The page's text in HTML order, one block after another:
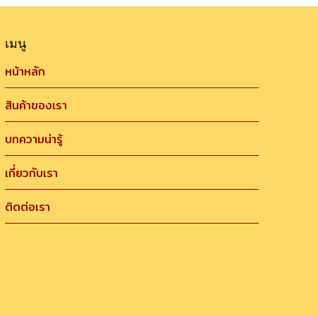
เมนู
หน้าหลัก
สินค้าของเรา
บทความน่ารู้
เกี่ยวกับเรา
ติดต่อเรา